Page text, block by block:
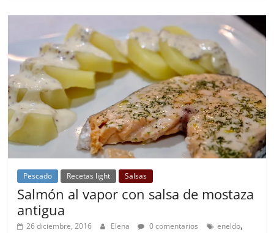
Pescado Recetas light Salsas
Salmón al vapor con salsa de mostaza
antigua
26 diciembre, 2016 Elena 0 comentarios eneldo,